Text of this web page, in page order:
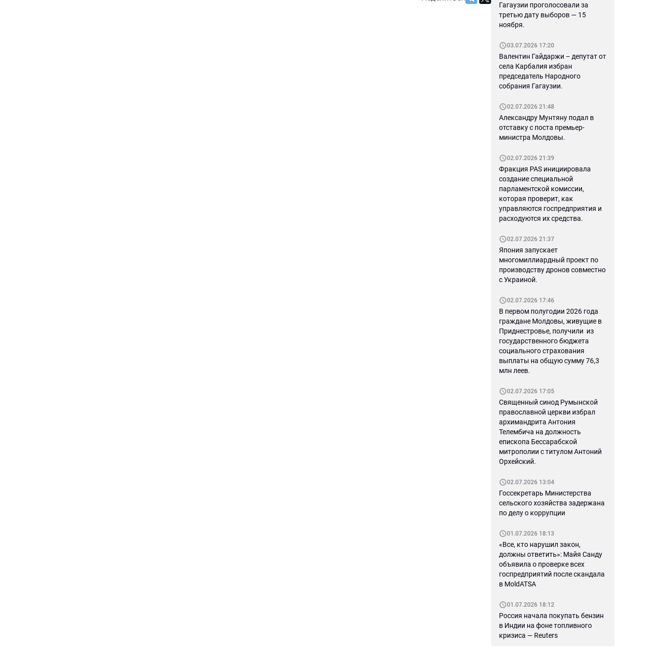
Гагаузии проголосовали за
третью дату выборов — 15
ноября.
03.07.2026 17:20
Валентин Гайдаржи – депутат от
села Карбалия избран
председатель Народного
собрания Гагаузии.
02.07.2026 21:48
Александру Мунтяну подал в
отставку с поста премьер-
министра Молдовы.
02.07.2026 21:39
Фракция PAS инициировала
создание специальной
парламентской комиссии,
которая проверит, как
управляются госпредприятия и
расходуются их средства.
02.07.2026 21:37
Япония запускает
многомиллиардный проект по
производству дронов совместно
с Украиной.
02.07.2026 17:46
В первом полугодии 2026 года
граждане Молдовы, живущие в
Приднестровье, получили из
государственного бюджета
социального страхования
выплаты на общую сумму 76,3
млн леев.
02.07.2026 17:05
Священный синод Румынской
православной церкви избрал
архимандрита Антония
Телембича на должность
епископа Бессарабской
митрополии с титулом Антоний
Орхейский.
02.07.2026 13:04
Госсекретарь Министерства
сельского хозяйства задержана
по делу о коррупции
01.07.2026 18:13
«Все, кто нарушил закон,
должны ответить»: Майя Санду
объявила о проверке всех
госпредприятий после скандала
в MoldATSA
01.07.2026 18:12
Россия начала покупать бензин
в Индии на фоне топливного
кризиса — Reuters